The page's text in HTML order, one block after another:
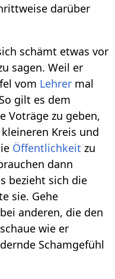
darüber
schämt etwas vor
sagen. Weil er
vom Lehrer mal
gilt es dem
Voträge zu geben,
Kreis und
Öffentlichkeit zu
dann
bezieht sich die
sie. Gehe
anderen, die den
wie er
Schamgefühl